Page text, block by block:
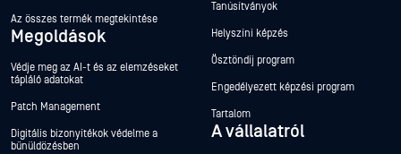
Az összes termék megtekintése
Megoldások
Védje meg az AI-t és az elemzéseket
tápláló adatokat
Patch Management
Digitális bizonyítékok védelme a
bűnüldözésben
Tanúsítványok
Helyszíni képzés
Ösztöndíj program
Engedélyezett képzési program
Tartalom
A vállalatról